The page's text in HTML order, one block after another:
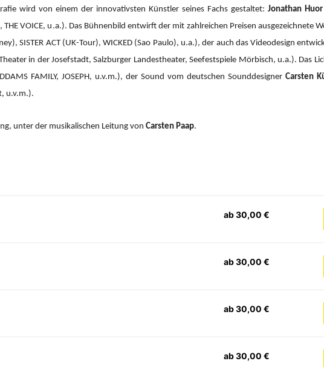
wird von einem der innovativsten Künstler seines Fachs gestaltet: Jonathan Huor
VOICE, u.a.). Das Bühnenbild entwirft der mit zahlreichen Preisen ausgezeichnete
SISTER ACT (UK-Tour), WICKED (Sao Paulo), u.a.), der auch das Videodesign
in der Josefstadt, Salzburger Landestheater, Seefestspiele Mörbisch, u.a.). Das
FAMILY, JOSEPH, u.v.m.), der Sound vom deutschen Sounddesigner Carsten
u.v.m.).
unter der musikalischen Leitung von Carsten Paap.
ab 30,00 €
ab 30,00 €
ab 30,00 €
ab 30,00 €